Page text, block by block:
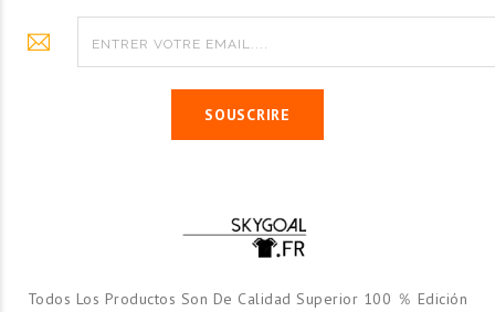
SOUSCRIRE
Todos Los Productos Son De Calidad Superior 100 ％ Edición